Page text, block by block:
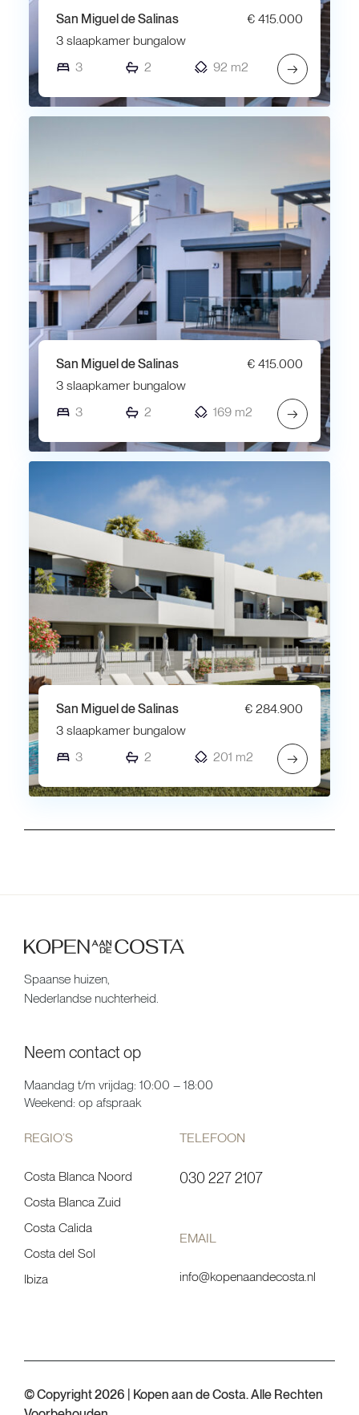
San Miguel de Salinas
€ 415.000
3 slaapkamer bungalow
3
2 92 m2 →
San Miguel de Salinas
€ 415.000
3 slaapkamer bungalow
3
2 169 m2 →
San Miguel de Salinas
€ 284.900
3 slaapkamer bungalow
3
2 201 m2 →
Spaanse huizen,
Nederlandse nuchterheid.
Neem contact op
Maandag t/m vrijdag: 10:00 – 18:00
Weekend: op afspraak
REGIO’S
Costa Blanca Noord
Costa Blanca Zuid
Costa Calida
Costa del Sol
Ibiza
TELEFOON
030 227 2107
EMAIL
info@kopenaandecosta.nl
© Copyright 2026 | Kopen aan de Costa. Alle Rechten